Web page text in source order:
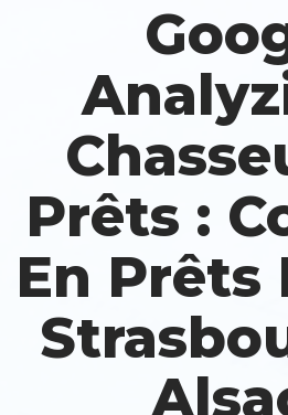
Prêts :
En Prêts